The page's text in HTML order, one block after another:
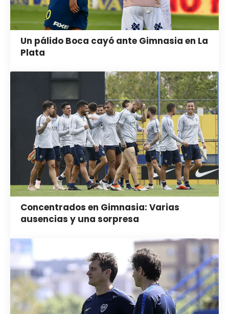
Un pálido Boca cayó ante Gimnasia en La
Plata
Concentrados en Gimnasia: Varias
ausencias y una sorpresa